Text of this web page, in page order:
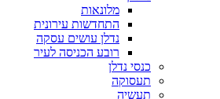
מלונאות
התחדשות עירונית
נדלן עושים עסקה
רובע הכניסה לעיר
כנסי נדלן
תעסוקה
תעשיה